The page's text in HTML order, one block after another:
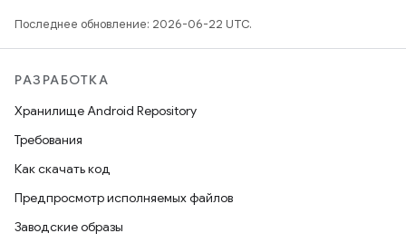
Последнее обновление: 2026-06-22 UTC.
РАЗРАБОТКА
Хранилище Android Repository
Требования
Как скачать код
Предпросмотр исполняемых файлов
Заводские образы